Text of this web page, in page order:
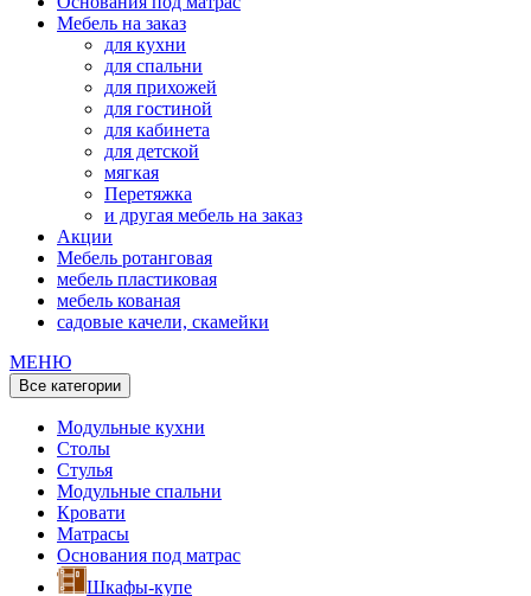
Мебель на заказ
для кухни
для спальни
для прихожей
для гостиной
для кабинета
для детской
мягкая
Перетяжка
и другая мебель на заказ
Акции
Мебель ротанговая
мебель пластиковая
мебель кованая
садовые качели, скамейки
МЕНЮ
Все категории
Модульные кухни
Столы
Стулья
Модульные спальни
Кровати
Матрасы
Основания под матрас
Шкафы-купе